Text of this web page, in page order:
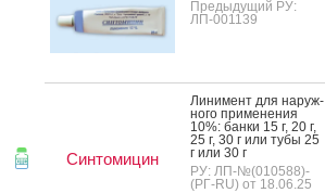
Предыдущий РУ:
ЛП-001139
Синтомицин
Ли­нимент для на­руж­
но­го при­мене­ния
10%: бан­ки 15 г, 20 г,
25 г, 30 г или ту­бы 25
г или 30 г
РУ: ЛП-№(010588)-
(РГ-RU) от 18.06.25